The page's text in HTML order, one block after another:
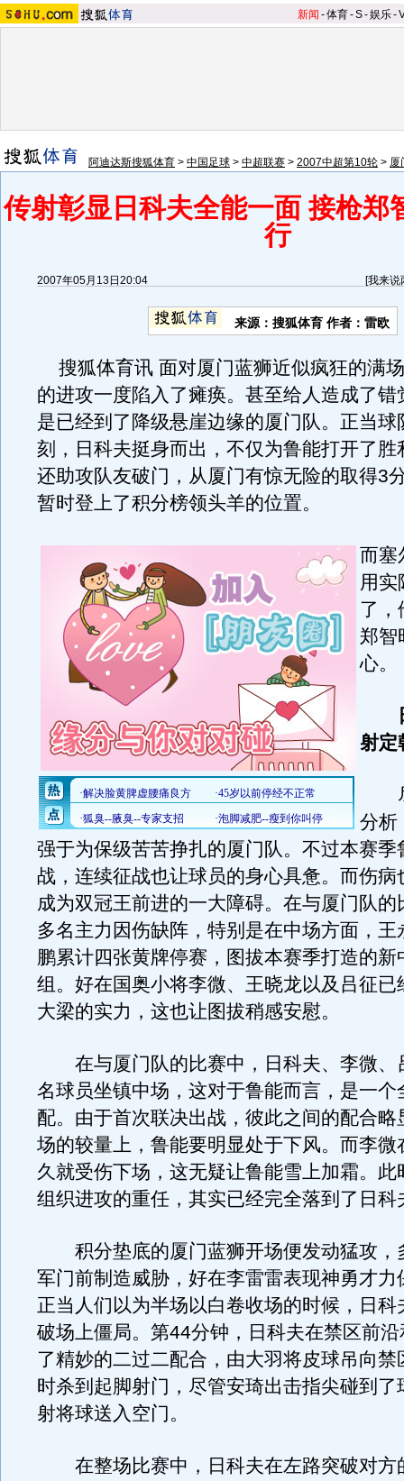
新闻 -体育-S-娱乐-
阿迪达斯搜狐体育 > 中国足球 > 中超联赛 > 2007中超第10轮 > 厦
传射彰显日科夫全能一面 接枪郑
行
2007年05月13日20:04 [我来说
来源：搜狐体育 作者：雷欧
搜狐体育讯 面对厦门蓝狮近似疯狂的满
的进攻一度陷入了瘫痪。甚至给人造成了错
是已经到了降级悬崖边缘的厦门队。正当球
刻，日科夫挺身而出，不仅为鲁能打开了胜
还助攻队友破门，从厦门有惊无险的取得3
暂时登上了积分榜领头羊的位置。
而塞
用实
了，
郑智
心。
射定
尽
分析
强于为保级苦苦挣扎的厦门队。不过本赛季
战，连续征战也让球员的身心具惫。而伤病
成为双冠王前进的一大障碍。在与厦门队的
多名主力因伤缺阵，特别是在中场方面，王
鹏累计四张黄牌停赛，图拔本赛季打造的新
组。好在国奥小将李微、王晓龙以及吕征已
大梁的实力，这也让图拔稍感安慰。
在与厦门队的比赛中，日科夫、李微、
名球员坐镇中场，这对于鲁能而言，是一个
配。由于首次联决出战，彼此之间的配合略
场的较量上，鲁能要明显处于下风。而李微
久就受伤下场，这无疑让鲁能雪上加霜。此
组织进攻的重任，其实已经完全落到了日科
积分垫底的厦门蓝狮开场便发动猛攻，
军门前制造威胁，好在李雷雷表现神勇才力
正当人们以为半场以白卷收场的时候，日科
破场上僵局。第44分钟，日科夫在禁区前
了精妙的二过二配合，由大羽将皮球吊向禁
时杀到起脚射门，尽管安琦出击指尖碰到了
射将球送入空门。
在整场比赛中，日科夫在左路突破对方